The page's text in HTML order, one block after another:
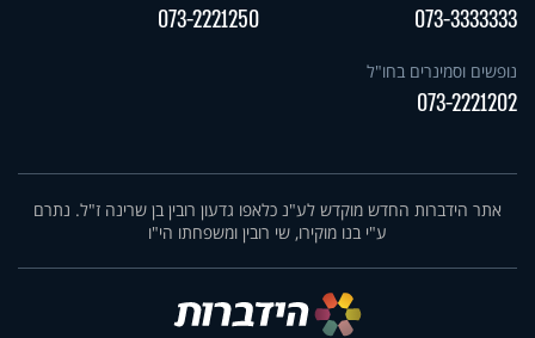
073-3333333
073-2221250
נופשים וסמינרים בחו"ל
073-2221202
אתר הידברות החדש מוקדש לע"נ כלאפו גדעון רובין בן שרינה ז"ל. נתרם
ע"י בנו מוקירו, שי רובין ומשפחתו הי"ו